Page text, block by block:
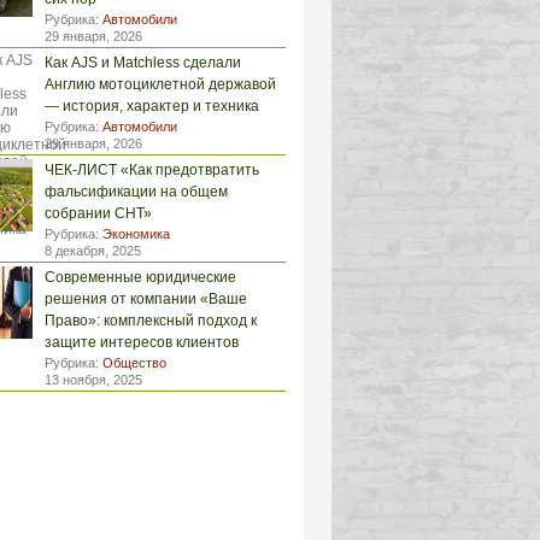
Рубрика: Автомобили
29 января, 2026
Как AJS и Matchless сделали
Англию мотоциклетной державой
— история, характер и техника
Рубрика: Автомобили
29 января, 2026
ЧЕК-ЛИСТ «Как предотвратить
фальсификации на общем
собрании СНТ»
Рубрика: Экономика
8 декабря, 2025
Современные юридические
решения от компании «Ваше
Право»: комплексный подход к
защите интересов клиентов
Рубрика: Общество
13 ноября, 2025